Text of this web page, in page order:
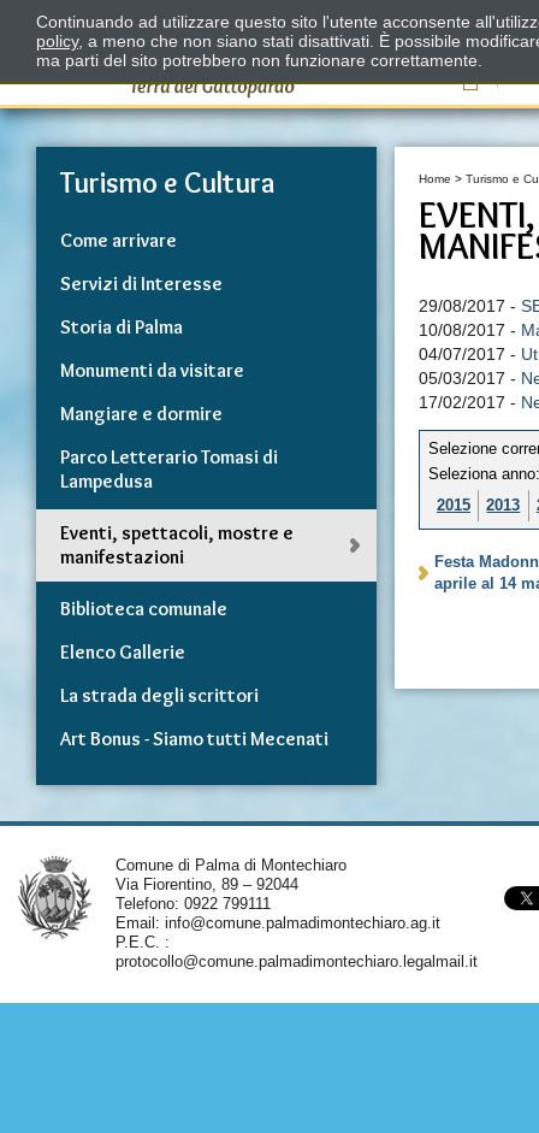
Il
Turismo e Cultura
Come arrivare
Servizi di Interesse
Storia di Palma
Monumenti da visitare
Mangiare e dormire
Parco Letterario Tomasi di
Lampedusa
Eventi, spettacoli, mostre e
manifestazioni
Biblioteca comunale
Elenco Gallerie
La strada degli scrittori
Art Bonus - Siamo tutti Mecenati
Home >Turismo e
29/08/2017 -
10/08/2017 -
04/07/2017 -
05/03/2017 -
17/02/2017 -
Selezione
Seleziona anno:
2015
2013
Festa
aprile al 14
Comune di Palma di Montechiaro
Via Fiorentino, 89 – 92044
Telefono: 0922 799111
Email: info@comune.palmadimontechiaro.ag.it
P.E.C. :
protocollo@comune.palmadimontechiaro.legalmail.it
Continuando ad utilizzare questo sito l'utente acconsente
policy, a meno che non siano stati disattivati. È possibile
ma parti del sito potrebbero non funzionare correttamente.